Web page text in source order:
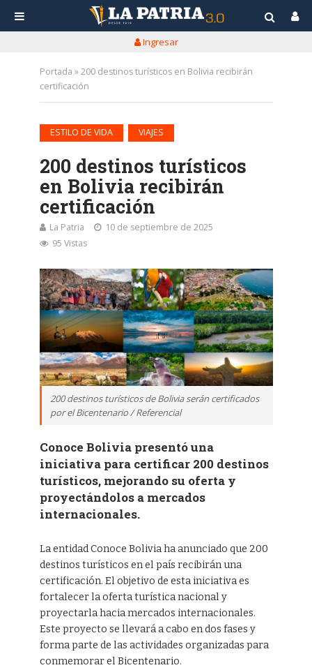
Ingresar
Portada »200 destinos turísticos en Bolivia recibirán
certificación
ESTILO DE VIDA VIAJES
200 destinos turísticos
en Bolivia recibirán
certificación
La Patria
10 de septiembre de 2025
95 Vistas
200 destinos turísticos de Bolivia serán certificados
por el Bicentenario / Referencial
Conoce Bolivia presentó una
iniciativa para certificar 200 destinos
turísticos, mejorando su oferta y
proyectándolos a mercados
internacionales.
La entidad Conoce Bolivia ha anunciado que 200
destinos turísticos en el país recibirán una
certificación. El objetivo de esta iniciativa es
fortalecer la oferta turística nacional y
proyectarla hacia mercados internacionales.
Este proyecto se llevará a cabo en dos fases y
forma parte de las actividades organizadas para
conmemorar el Bicentenario.